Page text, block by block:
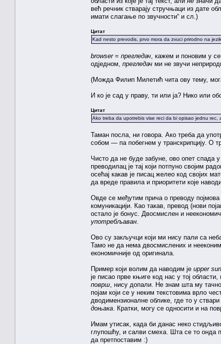
већ речник стварају стручњаци из дате
имати слагање по звучности“ и сл.)
Цитат
Kad nesto prevodis, prvo mora da zvuci prirodno na
browser= прегледач , кажем и поновим у
одједном, прегледач ми не звучи
(Можда Филип Милетић чита ову тему,
И ко је сад у праву, ти или ја? Нико или
Цитат
Ako treba da upotrebis vise reci da bi opisao jednu
Таман посла, ни говора. Ако треба да
собом — па побегнем у транскрипцију. О
Чисто да не буде забуне, ово опет спада
преводилац је тај који потпуно својим
осећај какав је писац желео код својих
да вреде правила и приоритети које
Овде се међутим прича о преводу појмова
комуникацији. Као такав, превод (нови
остало је бонус. Двосмислен и
употребљаван
Ово су закључци који ми нису пали са
Тамо не да нема двосмислених и
економичније од оригинала.
Пример који волим да наводим је upper
је писао прве књиге код нас у тој
површ , нису допали. Не знам шта му
појам који се у неким текстовима врло
дводимензионалне облике, где то у
доњака . Кратки, могу се односити и на
Имам утисак, када би данас неко
глупошћу, и салви смеха. Шта се то онда
да претпоставим :)